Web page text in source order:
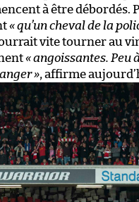
à être
« qu’un cheval de la
vite tourner au
« angoissantes. Peu
», affirme